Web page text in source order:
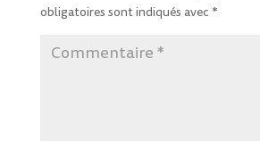
obligatoires sont indiqués avec *